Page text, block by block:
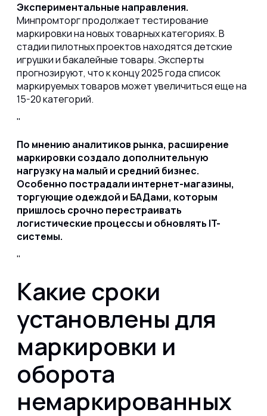
Экспериментальные направления.
Минпромторг продолжает тестирование
маркировки на новых товарных категориях. В
стадии пилотных проектов находятся детские
игрушки и бакалейные товары. Эксперты
прогнозируют, что к концу 2025 года список
маркируемых товаров может увеличиться еще на
15-20 категорий.
По мнению аналитиков рынка, расширение
маркировки создало дополнительную
нагрузку на малый и средний бизнес.
Особенно пострадали интернет-магазины,
торгующие одеждой и БАДами, которым
пришлось срочно перестраивать
логистические процессы и обновлять IT-
системы.
Какие сроки
установлены для
маркировки и
оборота
немаркированных